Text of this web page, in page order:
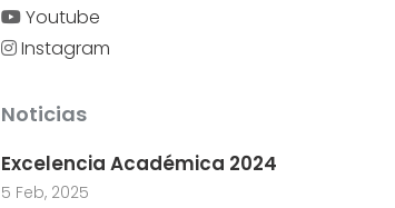
Youtube
Instagram
Noticias
Excelencia Académica 2024
5 Feb, 2025